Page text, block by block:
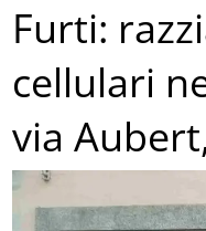
Furti:
cellulari
via